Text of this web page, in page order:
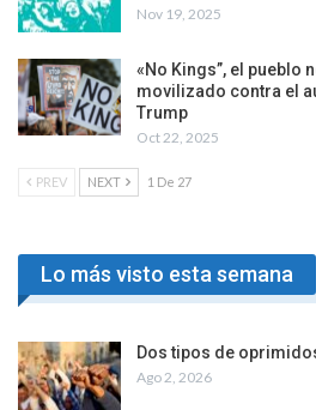
Nov 19, 2025
«No Kings”, el pueblo
movilizado contra el
Trump
Oct 22, 2025
PREV NEXT 1 De 27
Lo más visto esta semana
Dos tipos de
Ago 2, 2026